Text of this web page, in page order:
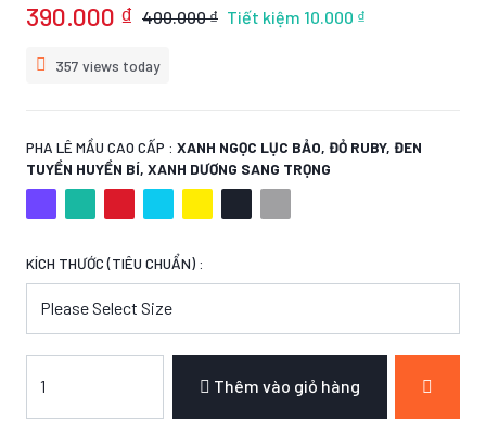
390.000 ₫ 400.000 ₫ Tiết kiệm 10.000 ₫
357 views today
PHA LÊ MẦU CAO CẤP : XANH NGỌC LỤC BẢO, ĐỎ RUBY, ĐEN
TUYỀN HUYỀN BÍ, XANH DƯƠNG SANG TRỌNG
KÍCH THƯỚC (TIÊU CHUẨN) :
Thêm vào giỏ hàng